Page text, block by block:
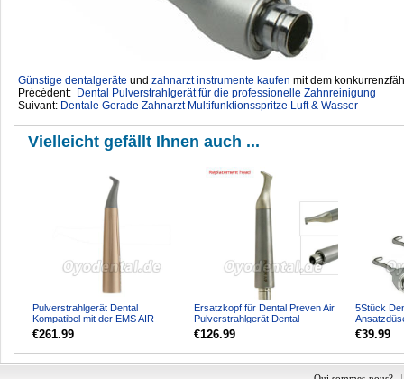
Günstige dentalgeräte ‎ und zahnarzt instrumente kaufen mit dem
Précédent: Dental Pulverstrahlgerät für die professionelle Zahnreinigung
Suivant: Dentale Gerade Zahnarzt Multifunktionsspritze Luft & Wasser
Vielleicht gefällt Ihnen auch ...
Pulverstrahlgerät Dental
Kompatibel mit der EMS AIR-
FLOW ONE PROPHYLAXIS
MASTER ...
€261.99
Ersatzkopf für Dental Preven Air
Pulverstrahlgerät Dental
Luftstrompolierer
€126.99
5Stück
€39.99